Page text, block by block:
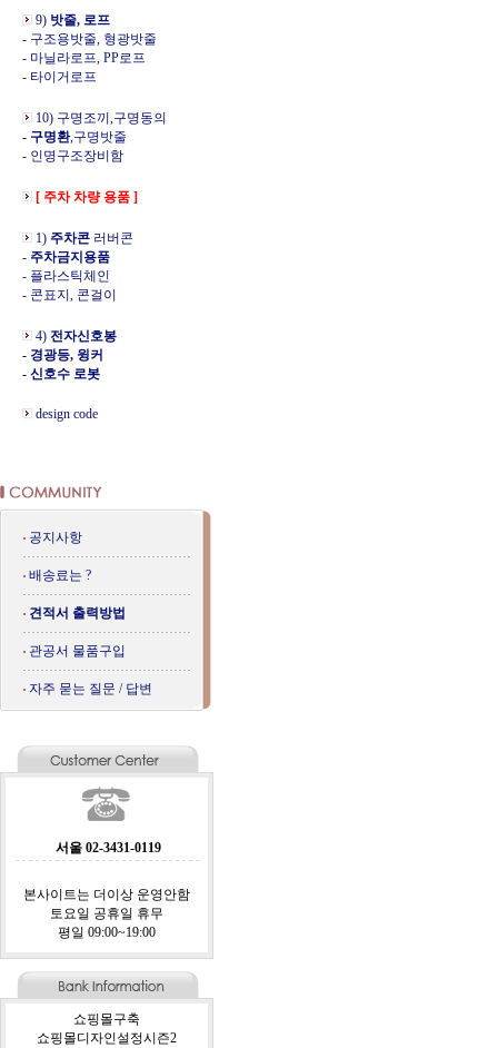
9) 밧줄, 로프
- 구조용밧줄, 형광밧줄
- 마닐라로프, PP로프
- 타이거로프
10) 구명조끼,구명동의
- 구명환,구명밧줄
- 인명구조장비함
[ 주차 차량 용품 ]
1) 주차콘 러버콘
- 주차금지용품
- 플라스틱체인
- 콘표지, 콘걸이
4) 전자신호봉
- 경광등, 윙커
- 신호수 로봇
design code
공지사항
배송료는 ?
견적서 출력방법
관공서 물품구입
자주 묻는 질문 / 답변
서울 02-3431-0119
본사이트는 더이상 운영안함
토요일 공휴일 휴무
평일 09:00~19:00
쇼핑몰구축
쇼핑몰디자인설정시즌2